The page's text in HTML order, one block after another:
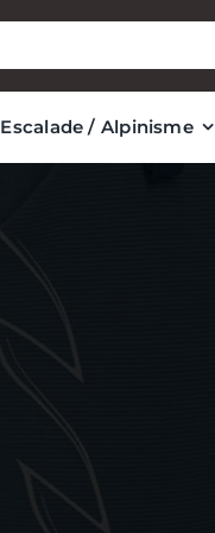
Escalade / Alpinisme